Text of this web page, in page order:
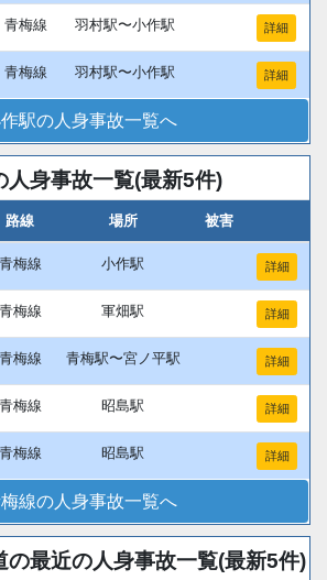
青梅線 羽村駅〜小作駅 詳細
青梅線 羽村駅〜小作駅 詳細
駅の人身事故一覧へ
人身事故一覧(最新5件)
路線 場所 被害
青梅線 小作駅 詳細
青梅線 軍畑駅 詳細
青梅線 青梅駅〜宮ノ平駅 詳細
青梅線 昭島駅 詳細
青梅線 昭島駅 詳細
線の人身事故一覧へ
の最近の人身事故一覧(最新5件)